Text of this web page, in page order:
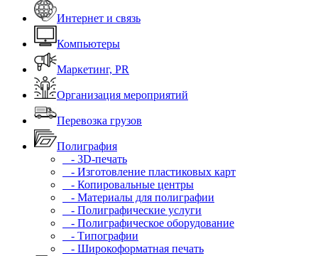
Интернет и связь
Компьютеры
Маркетинг, PR
Организация мероприятий
Перевозка грузов
Полиграфия
- 3D-печать
- Изготовление пластиковых карт
- Копировальные центры
- Материалы для полиграфии
- Полиграфические услуги
- Полиграфическое оборудование
- Типографии
- Широкоформатная печать